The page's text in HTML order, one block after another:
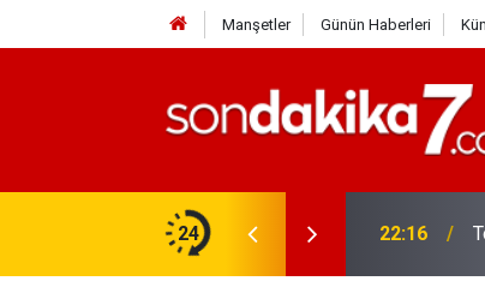
Manşetler Günün Haberleri
24 22:16